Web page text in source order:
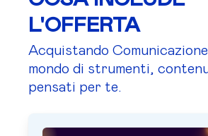
L'OFFERTA
Acquistando
mondo di strumenti,
pensati per te.